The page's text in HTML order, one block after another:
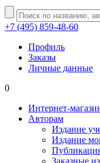
+7 (495) 859-48-60
Профиль
Заказы
Личные данные
0
Интернет-
Авторам
Издание
Издание
Заказные